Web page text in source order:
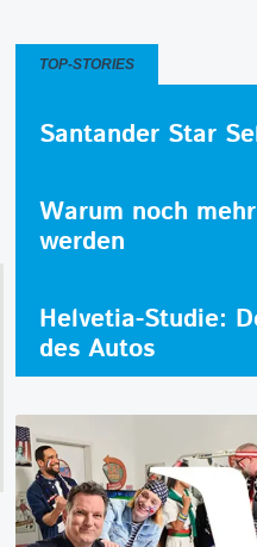
TOP-STORIES
Santander Star
Warum noch
werden
Helvetia-Studie:
des Autos